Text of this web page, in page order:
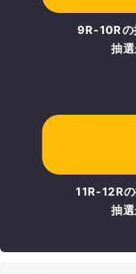
9R-10Rの
抽
11R-12Rの
抽